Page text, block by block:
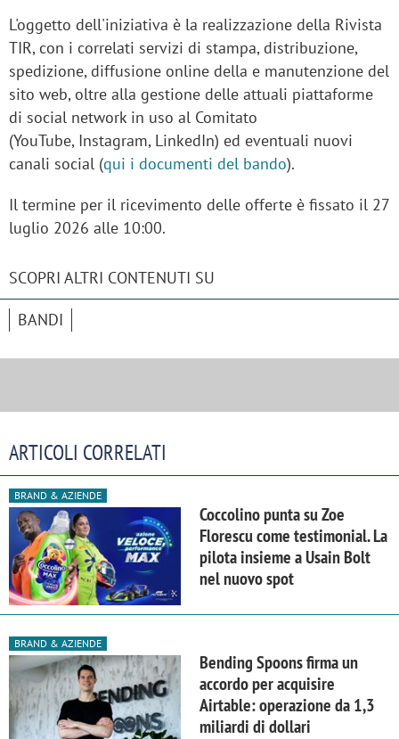
L'oggetto dell'iniziativa è la realizzazione della Rivista
TIR, con i correlati servizi di stampa, distribuzione,
spedizione, diffusione online della e manutenzione del
sito web, oltre alla gestione delle attuali piattaforme
di social network in uso al Comitato
(YouTube, Instagram, LinkedIn) ed eventuali nuovi
canali social (qui i documenti del bando).
Il termine per il ricevimento delle offerte è fissato il 27
luglio 2026 alle 10:00.
SCOPRI ALTRI CONTENUTI SU
BANDI
ARTICOLI CORRELATI
BRAND & AZIENDE
Coccolino punta su Zoe
Florescu come testimonial. La
pilota insieme a Usain Bolt
nel nuovo spot
BRAND & AZIENDE
Bending Spoons firma un
accordo per acquisire
Airtable: operazione da 1,3
miliardi di dollari